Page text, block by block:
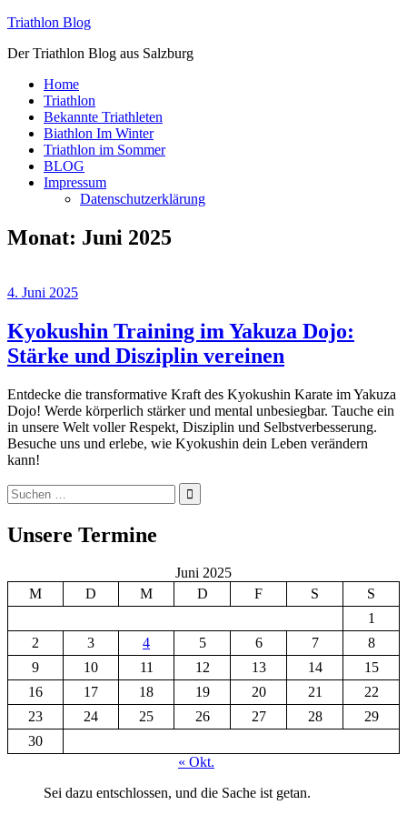
Zum
springen
Triathlon Blog
Der Triathlon Blog aus Salzburg
Home
Triathlon
Bekannte Triathleten
Biathlon Im Winter
Triathlon im Sommer
BLOG
Impressum
Datenschutzerklärung
Monat: Juni 2025
4. Juni 2025
Kyokushin Training im Yakuza Dojo:
Stärke und Disziplin vereinen
Entdecke die transformative Kraft des Kyokushin Karate im Yakuza
Dojo! Werde körperlich stärker und mental unbesiegbar. Tauche ein
in unsere Welt voller Respekt, Disziplin und Selbstverbesserung.
Besuche uns und erlebe, wie Kyokushin dein Leben verändern
kann!
Suchen
nach:
Suchen
Unsere Termine
Juni 2025
M
D M D F S
S
1
2
3 4 5 6 7
8
9
10 11 12 13 14
15
16
17 18 19 20 21
22
23
24 25 26 27 28
29
30
« Okt.
Sei dazu entschlossen, und die Sache ist getan.